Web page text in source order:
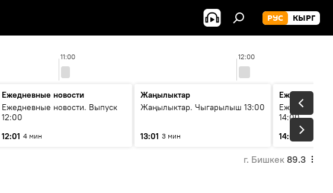
РУС КЫРГ
11:00 12:00
Ежедневные новости
Ежедневные новости. Выпуск
12:00
12:01 4 мин
Жаңылыктар
Жаңылыктар. Чыгарылыш 13:00
13:01 3 мин
Ежедневные
Ежедневные
14:00
14:01
3 мин
г. Бишкек 89.3